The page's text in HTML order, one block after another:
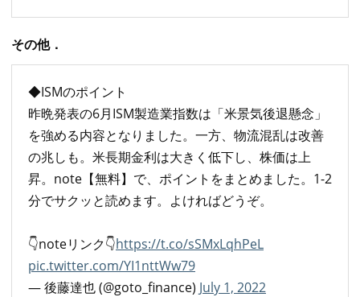
その他．
◆ISMのポイント
昨晩発表の6月ISM製造業指数は「米景気後退懸念」
を強める内容となりました。一方、物流混乱は改善
の兆しも。米長期金利は大きく低下し、株価は上
昇。note【無料】で、ポイントをまとめました。1-2
分でサクッと読めます。よければどうぞ。
👇noteリンク👇https://t.co/sSMxLqhPeL
pic.twitter.com/YI1nttWw79
— 後藤達也 (@goto_finance) July 1, 2022